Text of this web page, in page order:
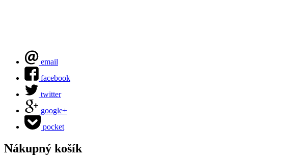
email
facebook
twitter
google+
pocket
Nákupný košík